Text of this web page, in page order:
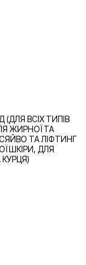
ВСІХ ТИПІВ
ЖИРНОЇ ТА
ТА ЛІФТИНГ
ШКІРИ, ДЛЯ
КУРЦЯ)